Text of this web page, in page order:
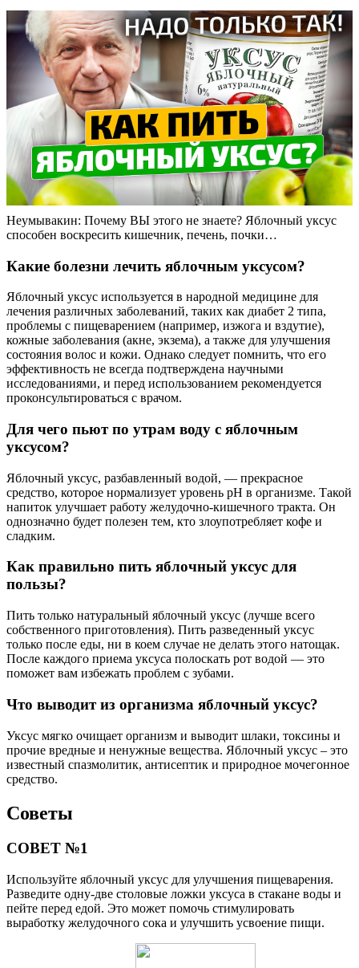
Неумывакин: Почему ВЫ этого не знаете? Яблочный уксус
способен воскресить кишечник, печень, почки…
Какие болезни лечить яблочным уксусом?
Яблочный уксус используется в народной медицине для
лечения различных заболеваний, таких как диабет 2 типа,
проблемы с пищеварением (например, изжога и вздутие),
кожные заболевания (акне, экзема), а также для улучшения
состояния волос и кожи. Однако следует помнить, что его
эффективность не всегда подтверждена научными
исследованиями, и перед использованием рекомендуется
проконсультироваться с врачом.
Для чего пьют по утрам воду с яблочным
уксусом?
Яблочный уксус, разбавленный водой, — прекрасное
средство, которое нормализует уровень pH в организме. Такой
напиток улучшает работу желудочно-кишечного тракта. Он
однозначно будет полезен тем, кто злоупотребляет кофе и
сладким.
Как правильно пить яблочный уксус для
пользы?
Пить только натуральный яблочный уксус (лучше всего
собственного приготовления). Пить разведенный уксус
только после еды, ни в коем случае не делать этого натощак.
После каждого приема уксуса полоскать рот водой — это
поможет вам избежать проблем с зубами.
Что выводит из организма яблочный уксус?
Уксус мягко очищает организм и выводит шлаки, токсины и
прочие вредные и ненужные вещества. Яблочный уксус – это
известный спазмолитик, антисептик и природное мочегонное
средство.
Советы
СОВЕТ №1
Используйте яблочный уксус для улучшения пищеварения.
Разведите одну-две столовые ложки уксуса в стакане воды и
пейте перед едой. Это может помочь стимулировать
выработку желудочного сока и улучшить усвоение пищи.